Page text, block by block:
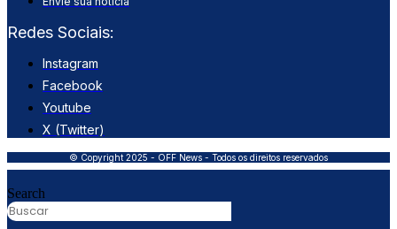
Redes Sociais:
Instagram
Facebook
Youtube
X (Twitter)
© Copyright 2025 - OFF News - Todos os direitos reservados
Search